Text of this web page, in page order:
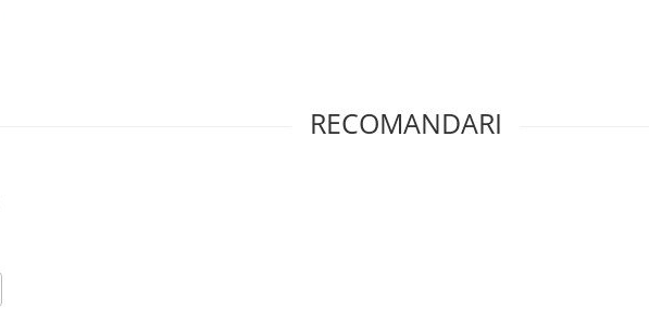
RECOMANDARI